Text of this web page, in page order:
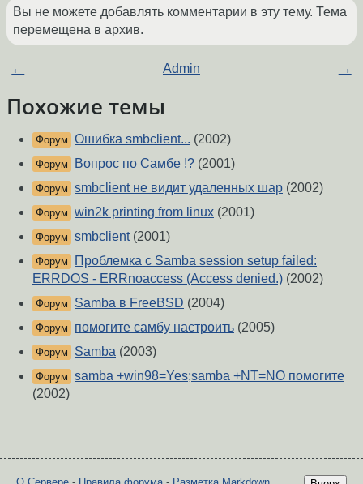
Вы не можете добавлять комментарии в эту тему. Тема
перемещена в архив.
← Admin →
Похожие темы
Форум Ошибка smbclient... (2002)
Форум Вопрос по Самбе !? (2001)
Форум smbclient не видит удаленных шар (2002)
Форум win2k printing from linux (2001)
Форум smbclient(2001)
Форум
Проблемка с Samba session setup failed:
ERRDOS - ERRnoaccess (Access denied.) (2002)
Форум Samba в FreeBSD (2004)
Форум помогите самбу настроить (2005)
Форум Samba (2003)
Форум samba +win98=Yes;samba +NT=NO помогите
(2002)